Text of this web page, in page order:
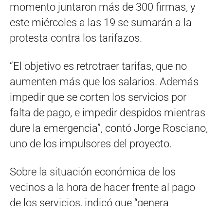
momento juntaron más de 300 firmas, y
este miércoles a las 19 se sumarán a la
protesta contra los tarifazos.
“El objetivo es retrotraer tarifas, que no
aumenten más que los salarios. Además
impedir que se corten los servicios por
falta de pago, e impedir despidos mientras
dure la emergencia”, contó Jorge Rosciano,
uno de los impulsores del proyecto.
Sobre la situación económica de los
vecinos a la hora de hacer frente al pago
de los servicios, indicó que “genera